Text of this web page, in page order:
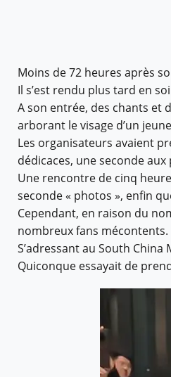
Moins de 72 heures après
Il s’est rendu plus tard en
A son entrée, des chants et
arborant le visage d’un
Les organisateurs avaient
dédicaces, une seconde
Une rencontre de cinq
seconde « photos », enfin
Cependant, en raison du
nombreux fans mécontents.
S’adressant au South
Quiconque essayait de